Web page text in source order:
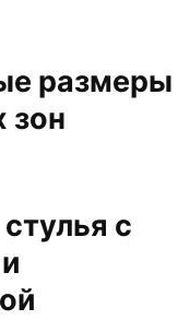
размеры
зон
с